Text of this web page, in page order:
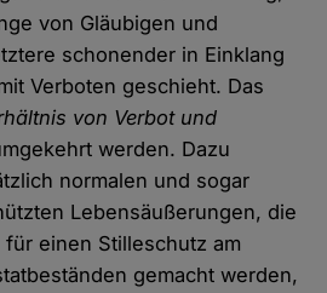
von Gläubigen und
schonender in Einklang
Verboten geschieht. Das
von Verbot und
werden. Dazu
normalen und sogar
Lebensäußerungen, die
einen Stilleschutz am
gemacht werden,